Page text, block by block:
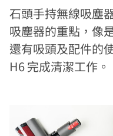
石頭手持無線吸塵
吸塵器的重點，像
還有吸頭及配件的
H6 完成清潔工作。